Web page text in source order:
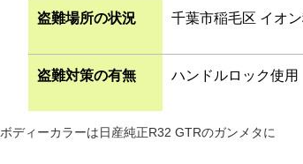
盗難場所の状況 千葉市稲毛区 イオ
盗難対策の有無 ハンドルロック使用
ボディーカラーは日産純正R32 GTRのガンメタに